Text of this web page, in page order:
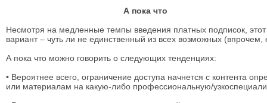
А пока что
Несмотря на медленные темпы введения платных подписок, этот
вариант – чуть ли не единственный из всех возможных
А пока что можно говорить о следующих тенденциях:
• Вероятнее всего, ограничение доступа начнется с контента
или материалам на какую-либо профессиональную/